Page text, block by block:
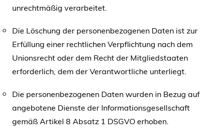
unrechtmäßig verarbeitet.
Die Löschung der personenbezogenen Daten ist zur
Erfüllung einer rechtlichen Verpflichtung nach dem
Unionsrecht oder dem Recht der Mitgliedstaaten
erforderlich, dem der Verantwortliche unterliegt.
Die personenbezogenen Daten wurden in Bezug auf
angebotene Dienste der Informationsgesellschaft
gemäß Artikel 8 Absatz 1 DSGVO erhoben.